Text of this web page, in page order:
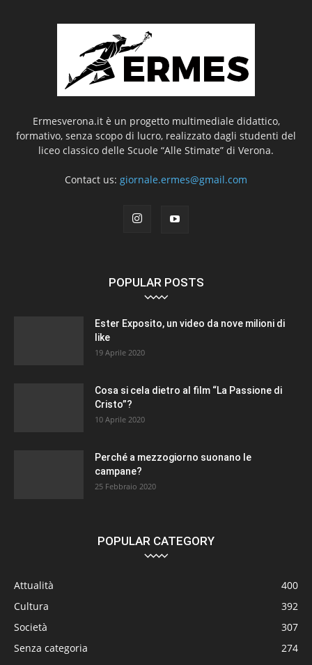
Ermesverona.it è un progetto multimediale didattico,
formativo, senza scopo di lucro, realizzato dagli studenti del
liceo classico delle Scuole “Alle Stimate” di Verona.
Contact us: giornale.ermes@gmail.com
POPULAR POSTS
Ester Exposito, un video da nove milioni di
like
19 Aprile 2020
Cosa si cela dietro al film “La Passione di
Cristo”?
10 Aprile 2020
Perché a mezzogiorno suonano le
campane?
25 Febbraio 2020
POPULAR CATEGORY
Attualità
400
Cultura
392
Società
307
Senza categoria
274